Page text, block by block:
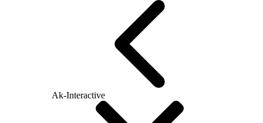
Ak-Interactive